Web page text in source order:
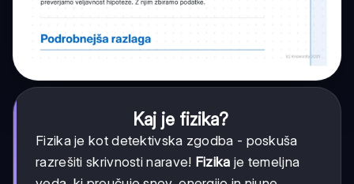
Kaj je fizika?
Fizika je kot detektivska zgodba - poskuša
razrešiti skrivnosti narave! Fizika je temeljna